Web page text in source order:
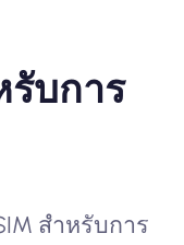
รับการ
สำหรับการ